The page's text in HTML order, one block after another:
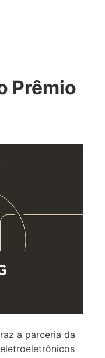
Prêmio
a parceria da